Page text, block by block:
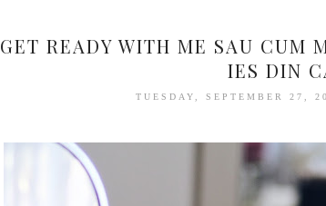
GET READY WITH ME SAU CUM
IES DIN
TUESDAY, SEPTEMBER 27,